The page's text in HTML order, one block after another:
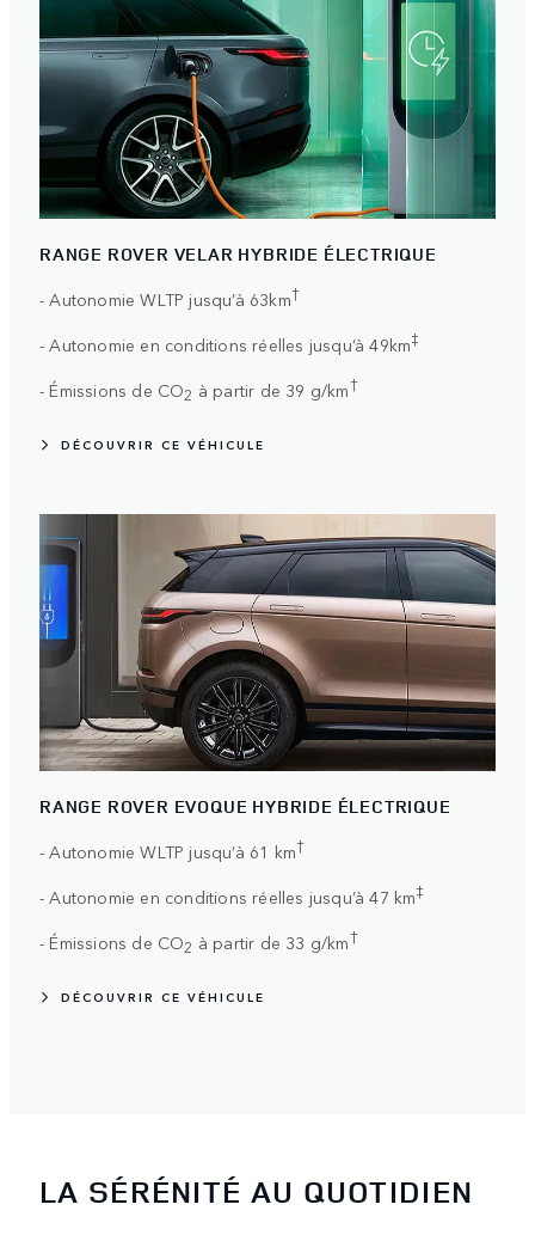
RANGE ROVER VELAR HYBRIDE ÉLECTRIQUE
- Autonomie WLTP jusqu’à 63km†
- Autonomie en conditions réelles jusqu’à 49km‡
- Émissions de CO2 à partir de 39 g/km†
DÉCOUVRIR CE VÉHICULE
RANGE ROVER EVOQUE HYBRIDE ÉLECTRIQUE
- Autonomie WLTP jusqu’à 61 km†
- Autonomie en conditions réelles jusqu’à 47 km‡
- Émissions de CO2 à partir de 33 g/km†
DÉCOUVRIR CE VÉHICULE
LA SÉRÉNITÉ AU QUOTIDIEN